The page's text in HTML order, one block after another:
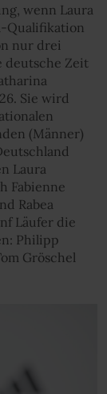
wenn Laura
Qualifikation
nur drei
deutsche Zeit
Sie wird
(Männer)
Laura
Fabienne
Rabea
Läufer die
Philipp
Gröschel